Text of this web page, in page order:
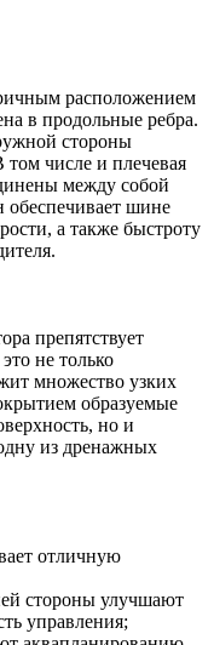
расположением
в продольные ребра.
стороны
числе и плечевая
между собой
шине
а также быстроту
препятствует
не только
множество узких
образуемые
но и
из дренажных
отличную
стороны улучшают
управления;